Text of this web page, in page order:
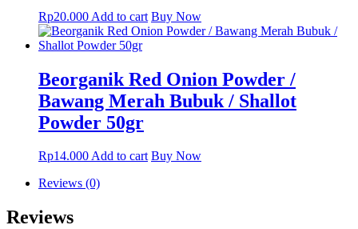
be
chosen
the
product
page
Rp20.000 Add to cart Buy Now
Beorganik Red Onion Powder /
Bawang Merah Bubuk / Shallot
Powder 50gr
Rp14.000Add to cart Buy Now
Reviews (0)
Reviews